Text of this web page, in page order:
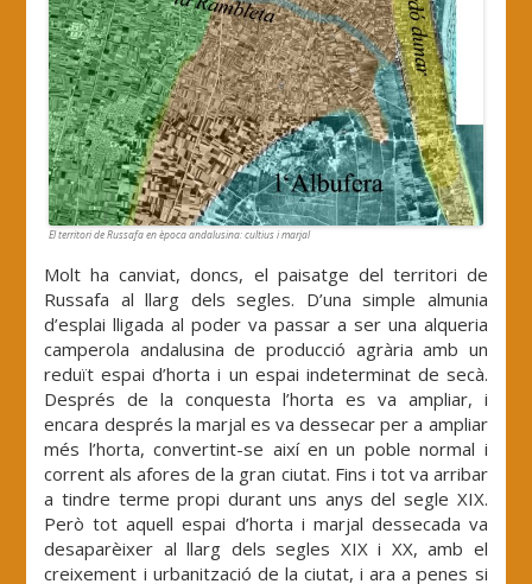
El territori de Russafa en època andalusina: cultius i marjal
Molt ha canviat, doncs, el paisatge del territori de
Russafa al llarg dels segles. D’una simple almunia
d’esplai lligada al poder va passar a ser una alqueria
camperola andalusina de producció agrària amb un
reduït espai d’horta i un espai indeterminat de secà.
Després de la conquesta l’horta es va ampliar, i
encara després la marjal es va dessecar per a ampliar
més l’horta, convertint-se així en un poble normal i
corrent als afores de la gran ciutat. Fins i tot va arribar
a tindre terme propi durant uns anys del segle XIX.
Però tot aquell espai d’horta i marjal dessecada va
desaparèixer al llarg dels segles XIX i XX, amb el
creixement i urbanització de la ciutat, i ara a penes si